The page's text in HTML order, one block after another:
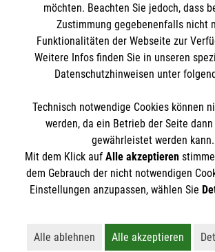
Datenschutz
Barrierefreiheit
Malteser im Erzbistum Bamberg
Malteser in Deutschland
Malteser Jugend
Sharepoint
Spendenkonto
Bank: Pax-Bank
IBAN: DE79370601201201203038
BIC: GENODED1PA7
Kontakt
Hausnotruf/Menüservice/
Telefon: 09131/82 234 82
Telefon: 09131 40 46 146
Der Malteser Hilfsdienst e.V. ist als
Gewerbesteuer befreit.
möchten. Beachten Sie jedoch, dass
Zustimmung gegebenenfalls nicht
Funktionalitäten der Webseite zur
Weitere Infos finden Sie in unseren
Datenschutzhinweisen unter
Technisch notwendige Cookies können
werden, da ein Betrieb der Seite
gewährleistet werden kann.
Mit dem Klick auf Alle akzeptieren
dem Gebrauch der nicht notwendigen
Einstellungen anzupassen, wählen Sie
Alle ablehnen
Alle akzeptieren